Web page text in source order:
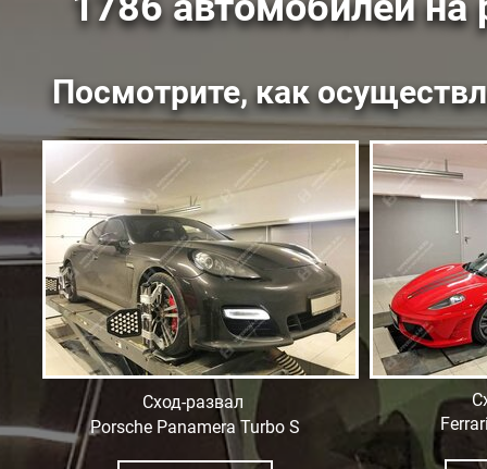
Посмотрите, как
Сход-развал
Porsche Panamera Turbo S